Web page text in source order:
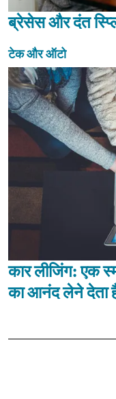
ब्रेसेस और दंत
टेक और ऑटो
कार लीजिंग: एक
का आनंद लेने देता